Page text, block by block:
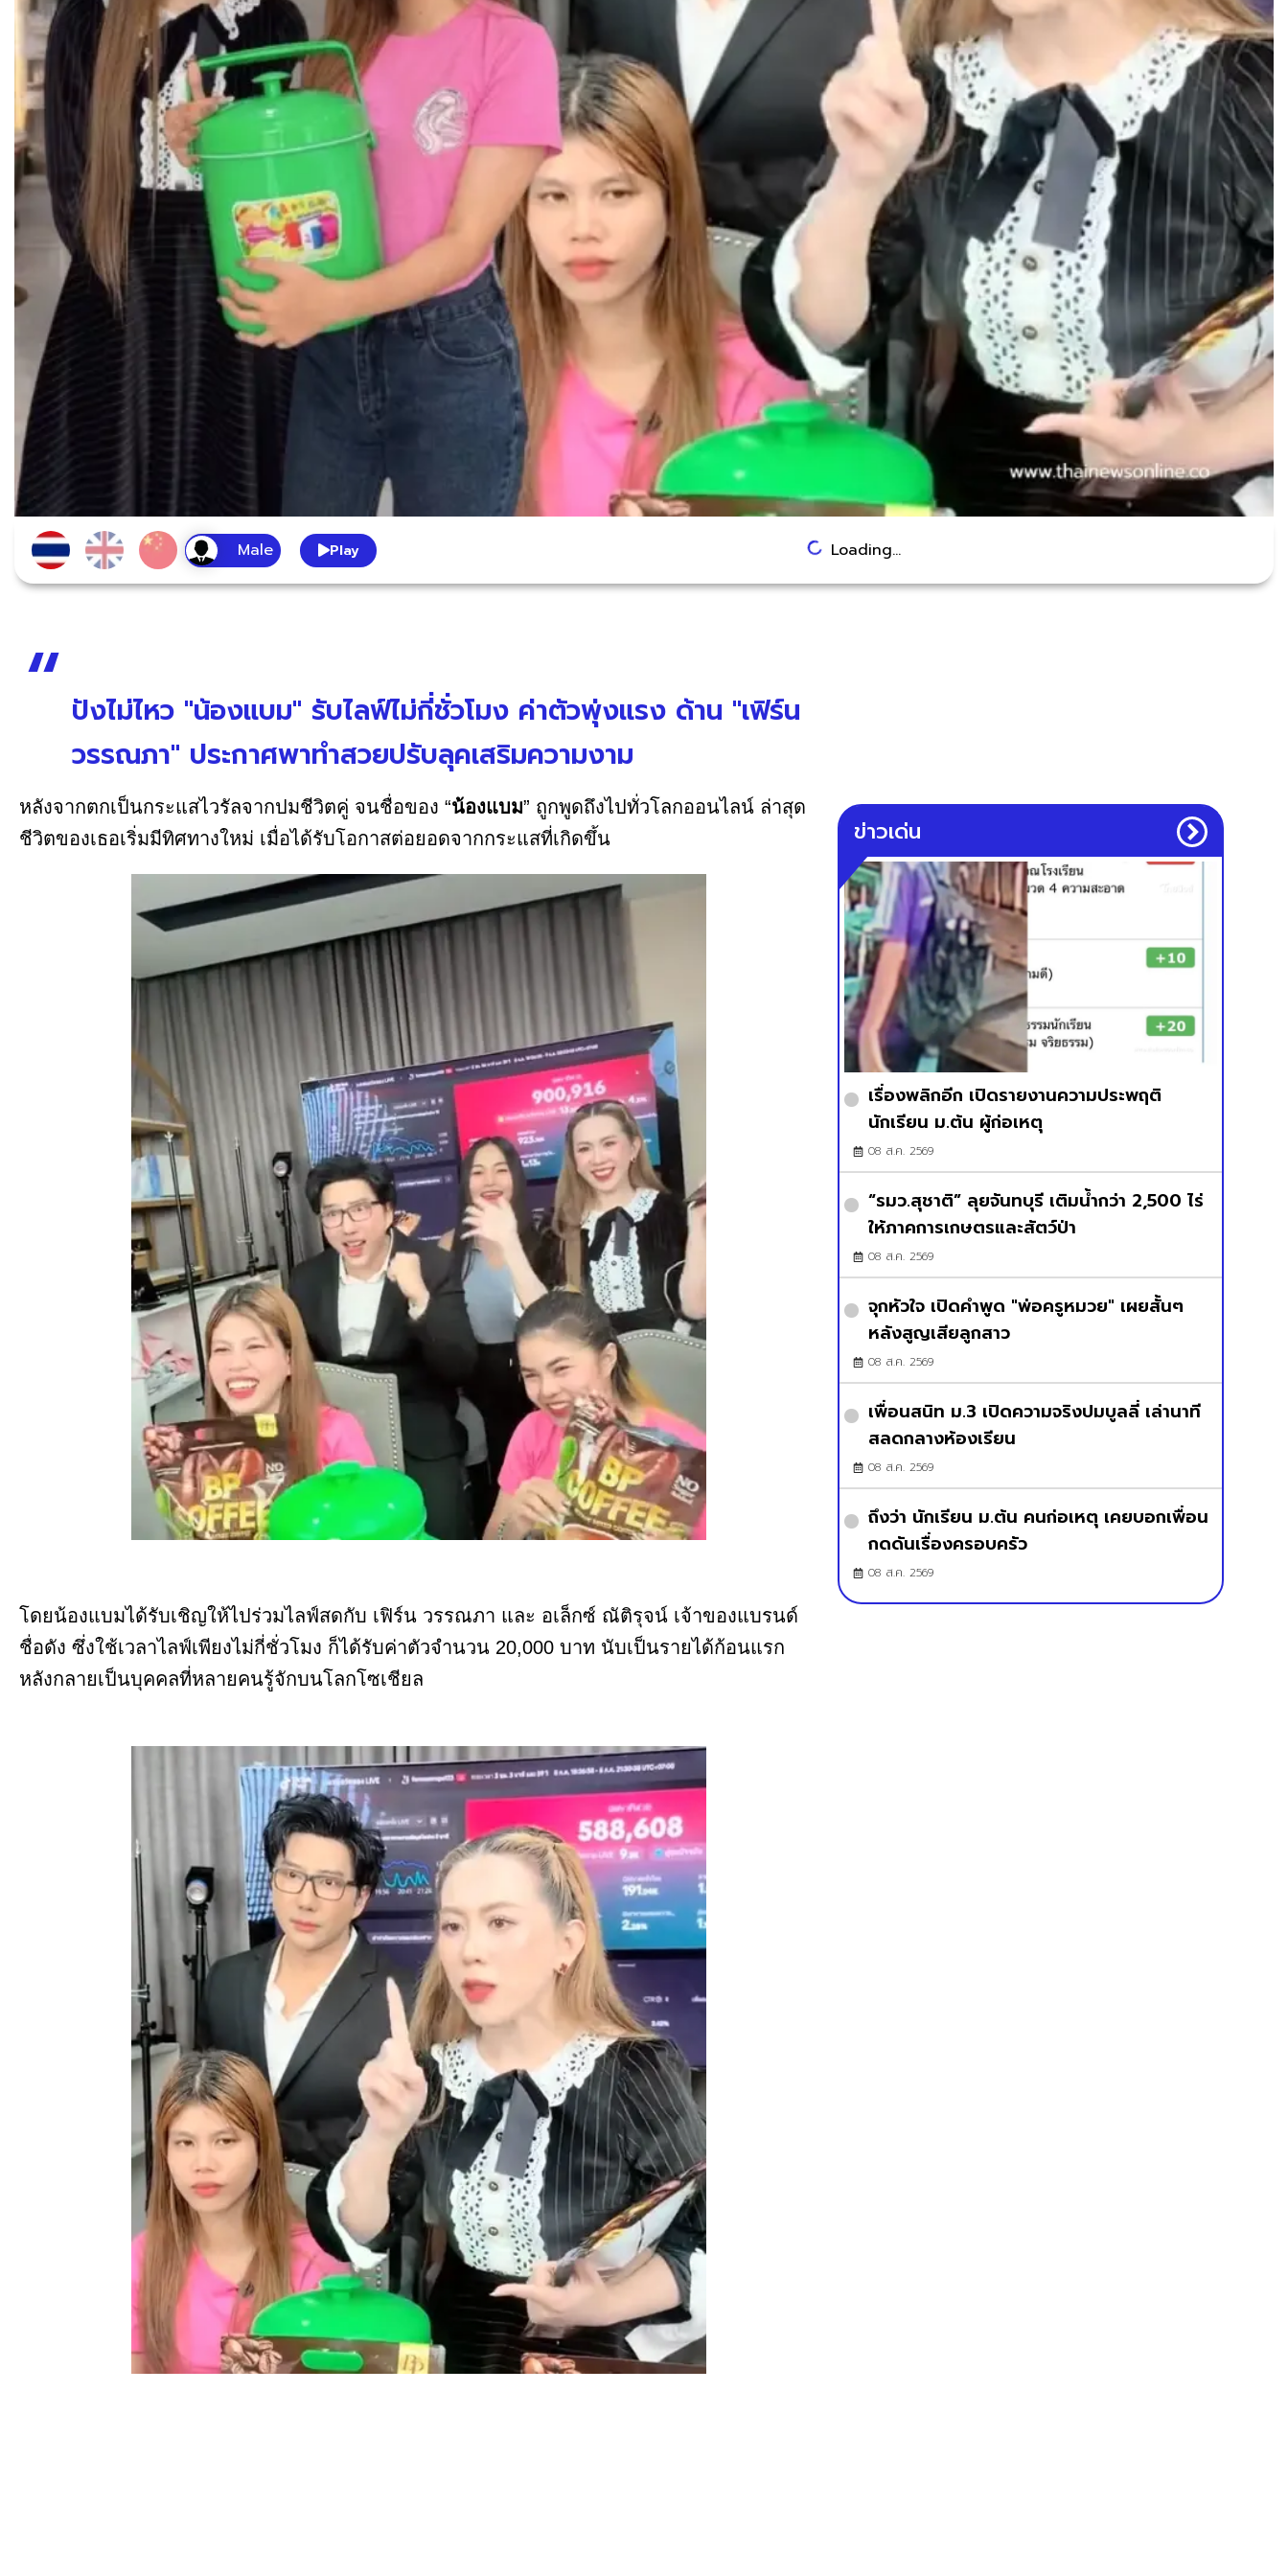
Play Loading...
ปังไม่ไหว "น้องแบม" รับไลฟ์ไม่กี่ชั่วโมง ค่าตัวพุ่งแรง ด้าน "เฟิร์น
วรรณภา" ประกาศพาทำสวยปรับลุคเสริมความงาม
หลังจากตกเป็นกระแสไวรัลจากปมชีวิตคู่ จนชื่อของ “น้องแบม” ถูกพูดถึงไปทั่วโลกออนไลน์ ล่าสุด
ชีวิตของเธอเริ่มมีทิศทางใหม่ เมื่อได้รับโอกาสต่อยอดจากกระแสที่เกิดขึ้น
โดยน้องแบมได้รับเชิญให้ไปร่วมไลฟ์สดกับ เฟิร์น วรรณภา และ อเล็กซ์ ณัติรุจน์ เจ้าของแบรนด์
ชื่อดัง ซึ่งใช้เวลาไลฟ์เพียงไม่กี่ชั่วโมง ก็ได้รับค่าตัวจำนวน 20,000 บาท นับเป็นรายได้ก้อนแรก
หลังกลายเป็นบุคคลที่หลายคนรู้จักบนโลกโซเชียล
ข่าวเด่น
เรื่องพลิกอีก เปิดรายงานความประพฤติ
นักเรียน ม.ต้น ผู้ก่อเหตุ
08 ส.ค. 2569
“รมว.สุชาติ” ลุยจันทบุรี เติมน้ำกว่า 2,500 ไร่
ให้ภาคการเกษตรและสัตว์ป่า
08 ส.ค. 2569
จุกหัวใจ เปิดคำพูด "พ่อครูหมวย" เผยสั้นๆ
หลังสูญเสียลูกสาว
08 ส.ค. 2569
เพื่อนสนิท ม.3 เปิดความจริงปมบูลลี่ เล่านาที
สลดกลางห้องเรียน
08 ส.ค. 2569
ถึงว่า นักเรียน ม.ต้น คนก่อเหตุ เคยบอกเพื่อน
กดดันเรื่องครอบครัว
08 ส.ค. 2569